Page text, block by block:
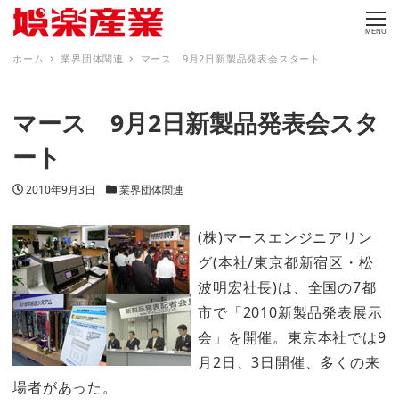
MENU
ホーム 業界団体関連 マース 9月2日新製品発表会スタート
マース 9月2日新製品発表会スタ
ート
投稿日
2010年9月3日 カテゴリー
業界団体関連
(株)マースエンジニアリン
グ(本社/東京都新宿区・松
波明宏社長)は、全国の7都
市で「2010新製品発表展示
会」を開催。東京本社では9
月2日、3日開催、多くの来
場者があった。